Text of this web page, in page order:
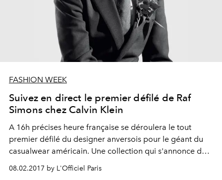
FASHION WEEK
Suivez en direct le premier défilé de Raf
Simons chez Calvin Klein
A 16h précises heure française se déroulera le tout
premier défilé du designer anversois pour le géant du
casualwear américain. Une collection qui s'annonce déjà
iconique, à découvrir ici en même temps que le front
row new-yorkais.
08.02.2017 by L'Officiel Paris